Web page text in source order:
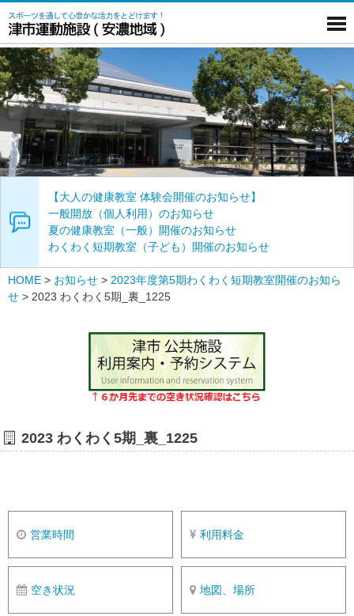
【大人の健康教室 体験会開催のお知らせ】
一般開放（個人利用）のお知らせ
夏の健康教室（一般）開催のお知らせ
わくわく短期教室（子ども）開催のお知らせ
HOME > お知らせ > 2023年度第5期わくわく短期教室開催のお知ら
せ > 2023 わくわく5期_裏_1225
2023 わくわく5期_裏_1225
営業時間 利用料金
空き状況 地図、場所